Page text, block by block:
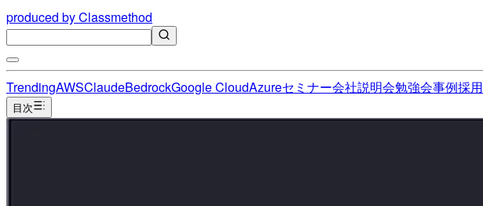
produced by Classmethod
TrendingAWSClaudeBedrockGoogle CloudAzureセミナー会社説明会勉強会事例採用
目次